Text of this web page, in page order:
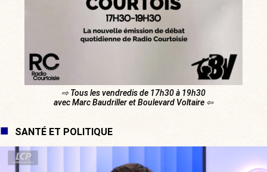
⇨ Tous les vendredis de 17h30 à 19h30
avec Marc Baudriller et Boulevard Voltaire ⇦
SANTÉ ET POLITIQUE